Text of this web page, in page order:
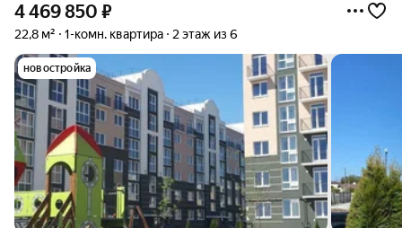
4 469 850 ₽
22,8 м² 1-комн. квартира 2 этаж из 6
новостройка